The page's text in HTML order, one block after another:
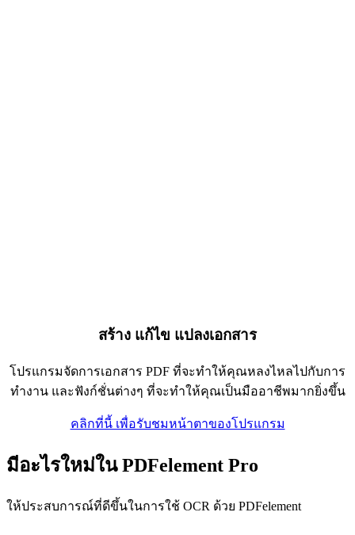
สร้าง แก้ไข แปลงเอกสาร
โปรแกรมจัดการเอกสาร PDF ที่จะทำให้คุณหลงไหลไปกับการ
ทำงาน และฟังก์ชั่นต่างๆ ที่จะทำให้คุณเป็นมืออาชีพมากยิ่งขึ้น
คลิกที่นี้ เพื่อรับชมหน้าตาของโปรแกรม
มีอะไรใหม่ใน PDFelement Pro
ให้ประสบการณ์ที่ดีขึ้นในการใช้ OCR ด้วย PDFelement